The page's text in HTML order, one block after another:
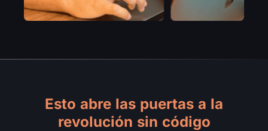
Esto abre las puertas a la
revolución sin código